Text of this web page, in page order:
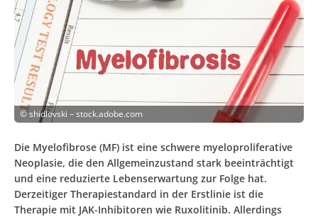
©shidlovski – stock.adobe.com
Die Myelofibrose (MF) ist eine schwere myeloproliferative
Neoplasie, die den Allgemeinzustand stark beeinträchtigt
und eine reduzierte Lebenserwartung zur Folge hat.
Derzeitiger Therapiestandard in der Erstlinie ist die
Therapie mit JAK-Inhibitoren wie Ruxolitinib. Allerdings